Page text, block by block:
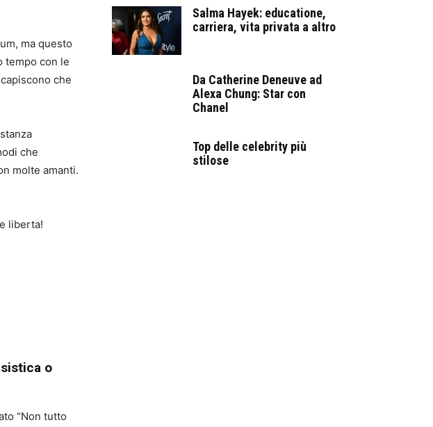
ma questo
tempo con le
che
che
molte amanti.
liberta!
o
“Non tutto
Salma Hayek: educatione,
carriera, vita privata a altro
Da Catherine Deneuve ad
Alexa Chung: Star con
Chanel
Top delle celebrity più
stilose